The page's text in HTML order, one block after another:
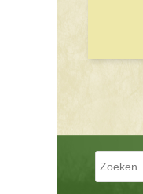
Zoeken